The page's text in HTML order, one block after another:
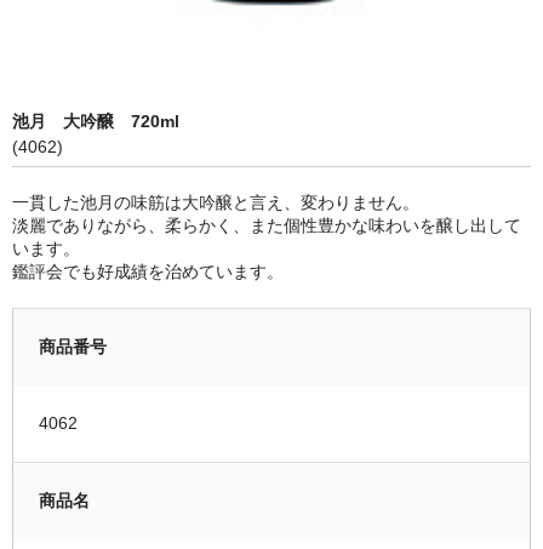
季節商品
黒龍酒造 [黒龍・九頭龍]
南部酒造場 [花垣]
瀬頭酒造 [東長]
池月 大吟醸 720ml
(4062)
一貫した池月の味筋は大吟醸と言え、変わりません。
淡麗でありながら、柔らかく、また個性豊かな味わいを醸し出して
います。
鑑評会でも好成績を治めています。
商品番号
4062
商品名